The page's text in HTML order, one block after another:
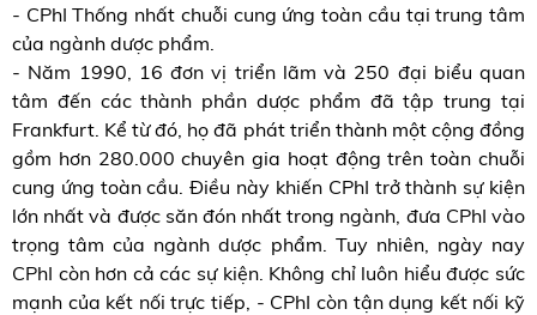
- CPhI Thống nhất chuỗi cung ứng toàn cầu tại trung tâm
của ngành dược phẩm.
- Năm 1990, 16 đơn vị triển lãm và 250 đại biểu quan
tâm đến các thành phần dược phẩm đã tập trung tại
Frankfurt. Kể từ đó, họ đã phát triển thành một cộng đồng
gồm hơn 280.000 chuyên gia hoạt động trên toàn chuỗi
cung ứng toàn cầu. Điều này khiến CPhI trở thành sự kiện
lớn nhất và được săn đón nhất trong ngành, đưa CPhI vào
trọng tâm của ngành dược phẩm. Tuy nhiên, ngày nay
CPhI còn hơn cả các sự kiện. Không chỉ luôn hiểu được sức
mạnh của kết nối trực tiếp, - CPhI còn tận dụng kết nối kỹ